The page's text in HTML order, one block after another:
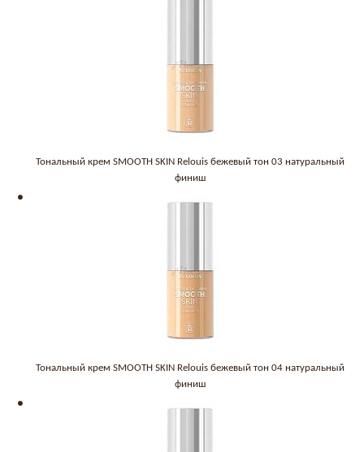
Тональный крем SMOOTH SKIN Relouis бежевый тон 03 натуральный
финиш
Тональный крем SMOOTH SKIN Relouis бежевый тон 04 натуральный
финиш